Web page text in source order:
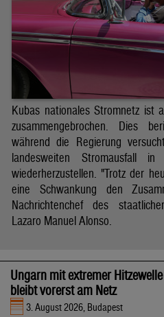
Kubas nationales Stromnetz ist
zusammengebrochen. Dies
während die Regierung
landesweiten Stromausfall
wiederherzustellen. "Trotz der
eine Schwankung den
Nachrichtenchef des
Lazaro Manuel Alonso.
Ungarn mit extremer
bleibt vorerst am Netz
3. August 2026, Budapest